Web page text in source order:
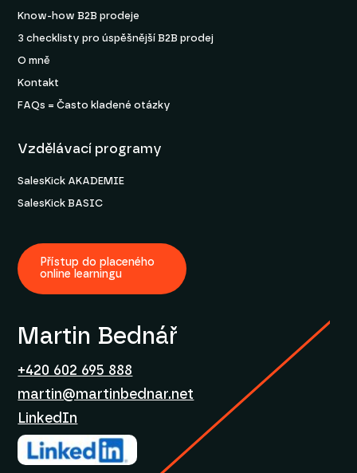
Know-how B2B prodeje
3 checklisty pro úspěšnější B2B prodej
O mně
Kontakt
FAQs = Často kladené otázky
Vzdělávací programy
SalesKick AKADEMIE
SalesKick BASIC
Přístup do placeného
online learningu
Martin Bednář
+420 602 695 888
martin@martinbednar.net
LinkedIn